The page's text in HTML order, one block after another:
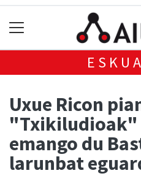
Uxue Ricon
"Txikiludioak"
emango du
larunbat